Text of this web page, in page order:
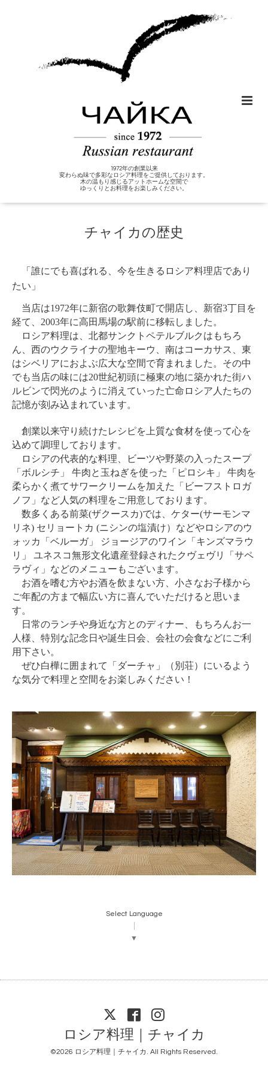
1972年の創業以来
変わらぬ味で多彩なロシア料理をご提供しております。
木の温もり感じるアットホームな空間で
ゆっくりとお料理をお楽しみください。
チャイカの歴史
「誰にでも喜ばれる、今を生きるロシア料理店であり
たい」
当店は1972年に新宿の歌舞伎町で開店し、新宿3丁目を
経て、 2003年に高田馬場の駅前に移転しました。
ロシア料理は、北都サンクトペテルブルクはもちろ
ん、西のウクライナの聖地キーウ、南はコーカサス、東
はシベリアにおよぶ広大な空間で育まれました。その中
でも当店の味には20世紀初頭に極東の地に築かれた街ハ
ルビンで閃光のように消えていった亡命ロシア人たちの
記憶が刻み込まれています。
創業以来守り続けたレシピを上質な食材を使って心を
込めて調理しております。
ロシアの代表的な料理、ビーツや野菜の入ったスープ
「ボルシチ」
牛肉と玉ねぎを使った「ピロシキ」
牛肉を
柔らかく煮てサワークリームを加えた「ビーフストロガ
ノフ」など人気の料理をご用意しております。
数多くある前菜(ザクースカ)では、ケター(サーモンマ
リネ) セリョートカ (ニシンの塩漬け）などやロシアのウ
ォッカ「ベルーガ」
ジョージアのワイン「キンズマラウ
リ」
ユネスコ無形文化遺産登録されたクヴェヴリ「サペ
ラヴィ」などのメニューもございます。
お酒を嗜む方やお酒を飲まない方、小さなお子様から
ご年配の方まで幅広い方に喜んでいただけると思いま
す。
日常のランチや身近な方とのディナー、もちろんお一
人様、特別な記念日や誕生日会、会社の会食などにご利
用下さい。
ぜひ白樺に囲まれて「ダーチャ」
（ 別荘）にいるよう
な気分で料理と空間をお楽しみください！
Select Language
▼
ロシア料理｜チャイカ
©2026 ロシア料理｜チャイカ . All Rights Reserved.